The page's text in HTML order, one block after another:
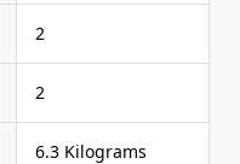
‎2
‎2
‎6.3 Kilograms